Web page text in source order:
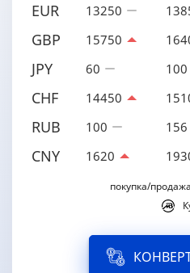
EUR 13250
GBP 15750
JPY 60 100
CHF 14450
RUB 100 156
CNY 1620
покупка/